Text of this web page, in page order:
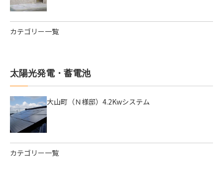
カテゴリー一覧
太陽光発電・蓄電池
大山町（Ｎ様邸）4.2Kwシステム
カテゴリー一覧